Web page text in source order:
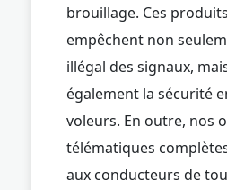
brouillage. Ces
empêchent non
illégal des signaux,
également la sécurité
voleurs. En outre, nos
télématiques
aux conducteurs de